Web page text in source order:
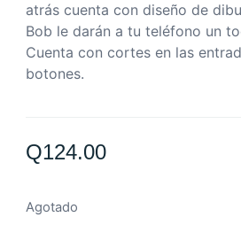
atrás cuenta con diseño de
Bob le darán a tu teléfono un
Cuenta con cortes en las
botones.
Q124.00
Agotado